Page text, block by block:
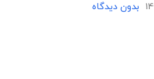
بدون دیدگاه